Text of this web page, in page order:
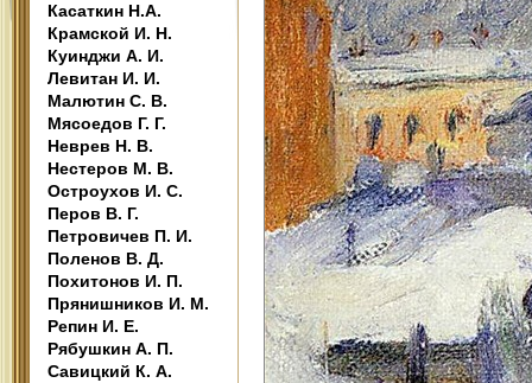
Касаткин Н.А.
Крамской И. Н.
Куинджи А. И.
Левитан И. И.
Малютин С. В.
Мясоедов Г. Г.
Неврев Н. В.
Нестеров М. В.
Остроухов И. С.
Перов В. Г.
Петровичев П. И.
Поленов В. Д.
Похитонов И. П.
Прянишников И. М.
Репин И. Е.
Рябушкин А. П.
Савицкий К. А.